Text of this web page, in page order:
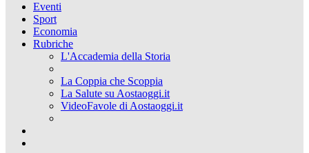
Eventi
Sport
Economia
Rubriche
L'Accademia della Storia
La Coppia che Scoppia
La Salute su Aostaoggi.it
VideoFavole di Aostaoggi.it